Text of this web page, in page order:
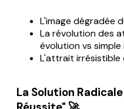
L'image dégradée
La révolution des
évolution vs
L'attrait irrésistible
La Solution